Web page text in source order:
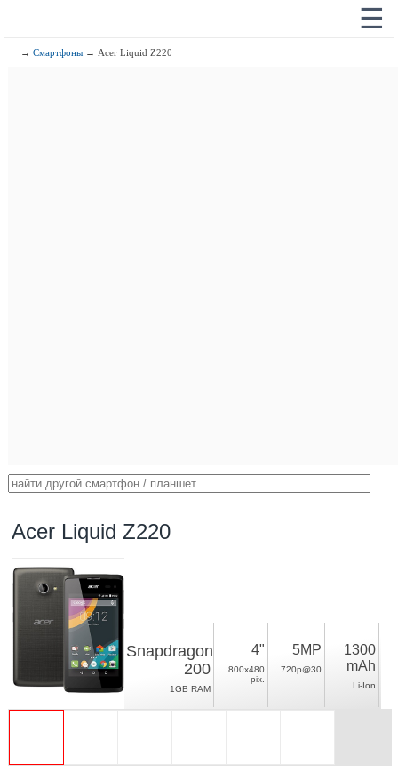
☰
→Смартфоны → Acer Liquid Z220
Acer Liquid Z220
Snapdragon
200
1GB RAM
4"
800x480
pix.
5MP
720p@30
1300
mAh
Li-Ion